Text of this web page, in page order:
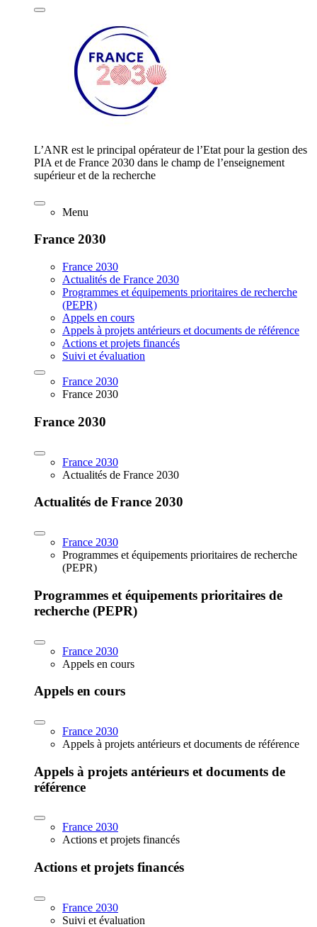
L’ANR est le principal opérateur de l’Etat pour la gestion des
PIA et de France 2030 dans le champ de l’enseignement
supérieur et de la recherche
Menu
France 2030
France 2030
Actualités de France 2030
Programmes et équipements prioritaires de recherche
(PEPR)
Appels en cours
Appels à projets antérieurs et documents de référence
Actions et projets financés
Suivi et évaluation
France 2030
France 2030
France 2030
France 2030
Actualités de France 2030
Actualités de France 2030
France 2030
Programmes et équipements prioritaires de recherche
(PEPR)
Programmes et équipements prioritaires de
recherche (PEPR)
France 2030
Appels en cours
Appels en cours
France 2030
Appels à projets antérieurs et documents de référence
Appels à projets antérieurs et documents de
référence
France 2030
Actions et projets financés
Actions et projets financés
France 2030
Suivi et évaluation